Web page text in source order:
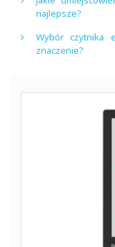
najlepsze?
Wybór czytnika
znaczenie?